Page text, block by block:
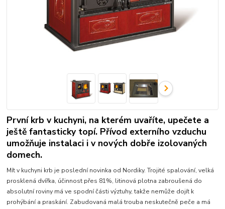
První krb v kuchyni, na kterém uvaříte, upečete a
ještě fantasticky topí. Přívod externího vzduchu
umožňuje instalaci i v nových dobře izolovaných
domech.
Mít v kuchyni krb je poslední novinka od Nordiky. Trojité spalování, velká
prosklená dvířka, účinnost přes 81%, litinová plotna zabroušená do
absolutní roviny má ve spodní části výztuhy, takže nemůže dojít k
prohýbání a praskání. Zabudovaná malá trouba neskutečně peče a má